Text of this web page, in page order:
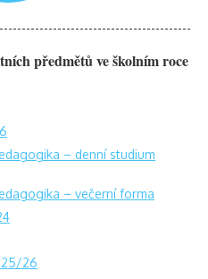
předmětů ve školním roce
– denní studium
– večerní forma
26